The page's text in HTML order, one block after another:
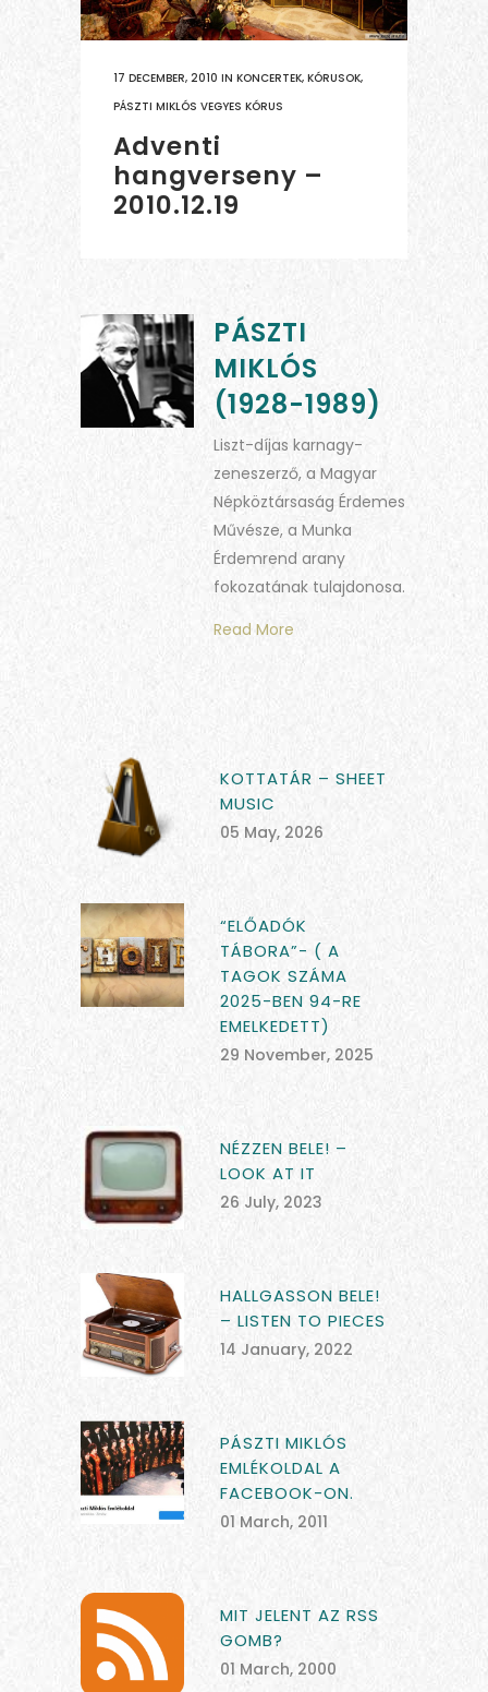
17 DECEMBER, 2010 IN KONCERTEK, KÓRUSOK,
PÁSZTI MIKLÓS VEGYES KÓRUS
Adventi
hangverseny –
2010.12.19
PÁSZTI
MIKLÓS
(1928-1989)
Liszt-díjas karnagy-
zeneszerző, a Magyar
Népköztársaság Érdemes
Művésze, a Munka
Érdemrend arany
fokozatának tulajdonosa.
Read More
KOTTATÁR – SHEET
MUSIC
05 May, 2026
“ELŐADÓK
TÁBORA”- ( A
TAGOK SZÁMA
2025-BEN 94-RE
EMELKEDETT)
29 November, 2025
NÉZZEN BELE! –
LOOK AT IT
26 July, 2023
HALLGASSON BELE!
– LISTEN TO PIECES
14 January, 2022
PÁSZTI MIKLÓS
EMLÉKOLDAL A
FACEBOOK-ON.
01 March, 2011
MIT JELENT AZ RSS
GOMB?
01 March, 2000